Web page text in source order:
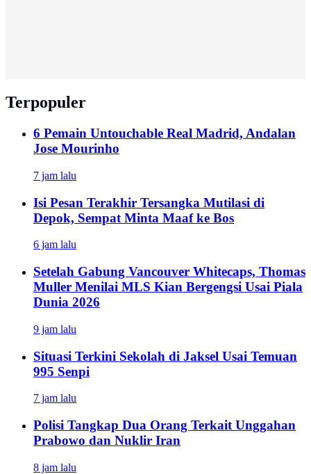
Terpopuler
6 Pemain Untouchable Real Madrid, Andalan
Jose Mourinho
7 jam lalu
Isi Pesan Terakhir Tersangka Mutilasi di
Depok, Sempat Minta Maaf ke Bos
6 jam lalu
Setelah Gabung Vancouver Whitecaps, Thomas
Muller Menilai MLS Kian Bergengsi Usai Piala
Dunia 2026
9 jam lalu
Situasi Terkini Sekolah di Jaksel Usai Temuan
995 Senpi
7 jam lalu
Polisi Tangkap Dua Orang Terkait Unggahan
Prabowo dan Nuklir Iran
8 jam lalu